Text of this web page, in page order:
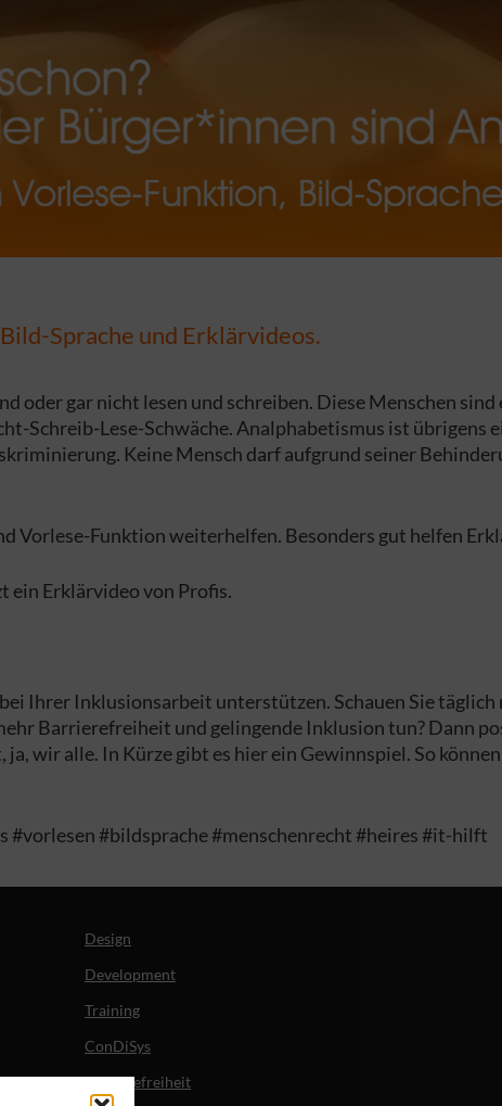
Sprache und Erklärvideos.
oder gar nicht lesen und schreiben. Diese Menschen
Schreib-Lese-Schwäche. Analphabetismus ist übrigens
Keine Mensch darf aufgrund seiner
Vorlese-Funktion weiterhelfen. Besonders gut helfen
ein Erklärvideo von Profis.
Ihrer Inklusionsarbeit unterstützen. Schauen Sie
Barrierefreiheit und gelingende Inklusion tun? Dann
wir alle. In Kürze gibt es hier ein Gewinnspiel. So
#bildsprache #menschenrecht #heires #it-hilft
Design
Development
Training
ConDiSys
Barrierefreiheit